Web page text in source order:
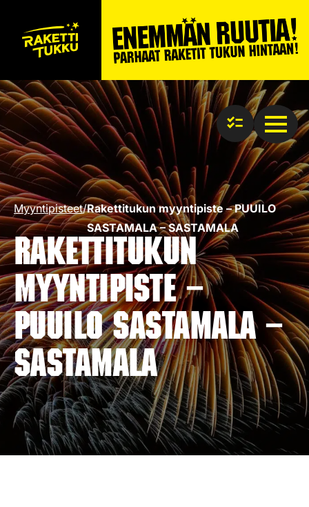
Myyntipisteet/Rakettitukun myyntipiste – PUUILO
SASTAMALA – SASTAMALA
Rakettitukun
myyntipiste –
PUUILO SASTAMALA –
SASTAMALA